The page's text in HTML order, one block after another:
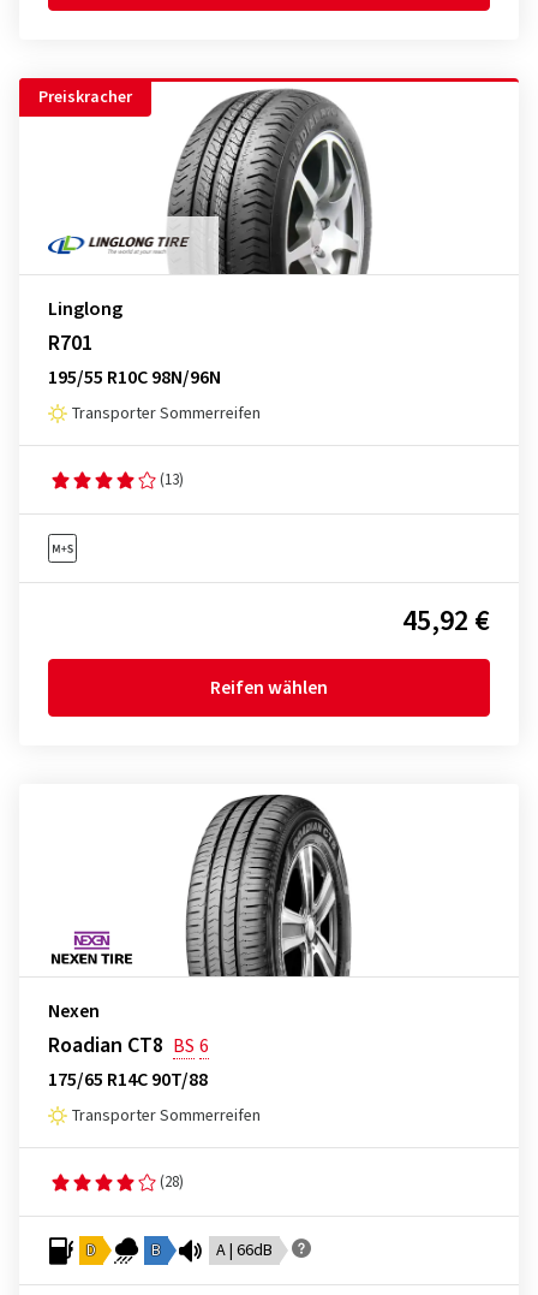
Preiskracher
Linglong
R701
195/55 R10C 98N/96N
Transporter Sommerreifen
(13)
45,92 €
Reifen wählen
Nexen
Roadian CT8 BS 6
175/65 R14C 90T/88
Transporter Sommerreifen
(28)
D B A | 66dB